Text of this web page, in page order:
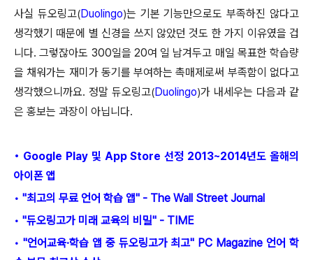
사실 듀오링고(Duolingo)는 기본 기능만으로도 부족하진 않다고
생각했기 때문에 별 신경을 쓰지 않았던 것도 한 가지 이유였을 겁
니다. 그렇잖아도 300일을 20여 일 남겨두고 매일 목표한 학습량
을 채워가는 재미가 동기를 부여하는 촉매제로써 부족함이 없다고
생각했으니까요. 정말 듀오링고(Duolingo)가 내세우는 다음과 같
은 홍보는 과장이 아닙니다.
• Google Play 및 App Store 선정 2013~2014년도 올해의
아이폰 앱
• "최고의 무료 언어 학습 앱" - The Wall Street Journal
• "듀오링고가 미래 교육의 비밀" - TIME
• "언어교육·학습 앱 중 듀오링고가 최고" PC Magazine 언어 학